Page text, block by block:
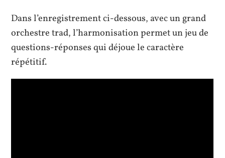
Dans l’enregistrement ci-dessous, avec un grand
orchestre trad, l’harmonisation permet un jeu de
questions-réponses qui déjoue le caractère
répétitif.